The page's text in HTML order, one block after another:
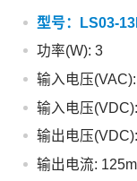
型号：
LS03-
功率(W): 3
输入电压
输入电压
输出电压
输出电流: